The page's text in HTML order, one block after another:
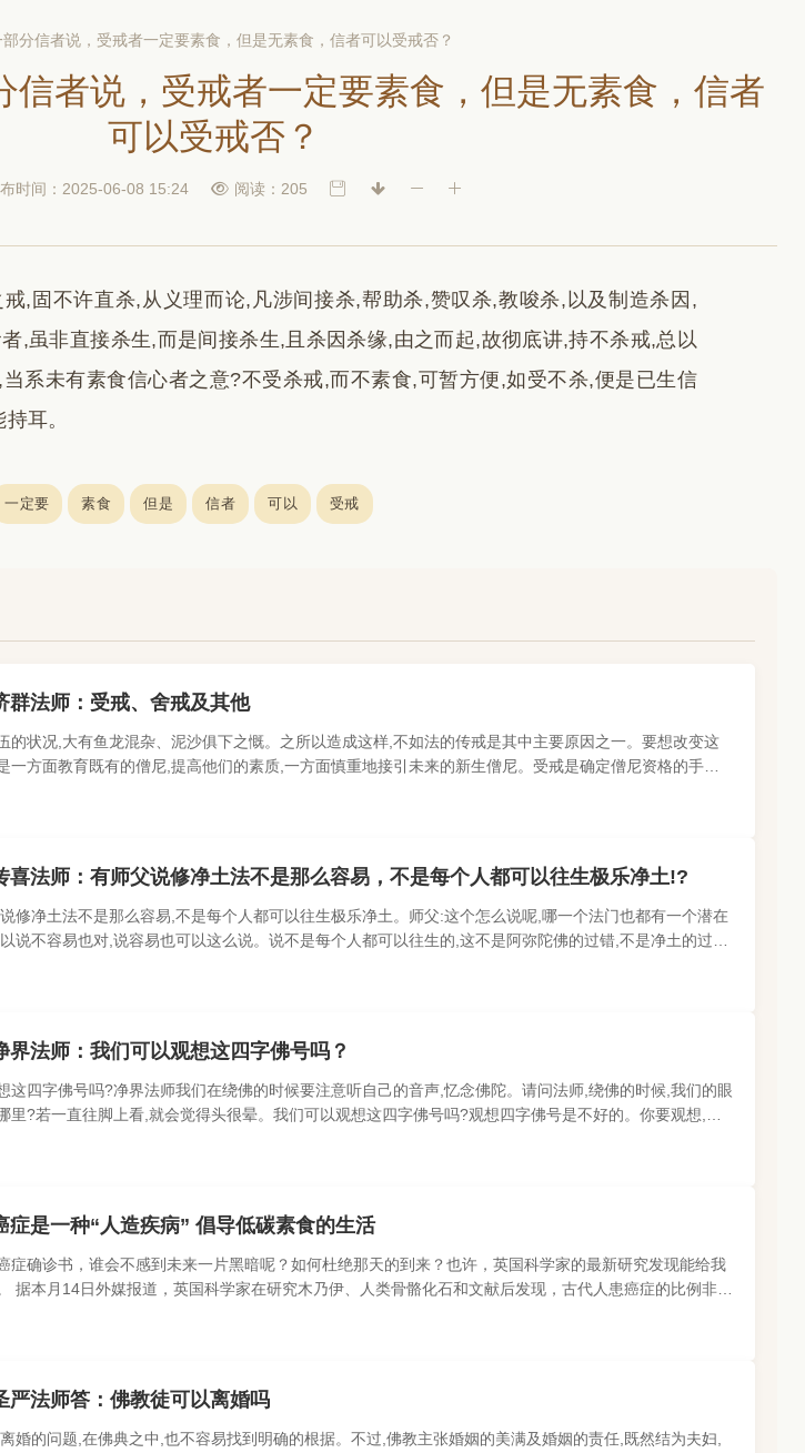
分信者说，受戒者一定要素食，但是无素食，信者可以受戒否？
信者说，受戒者一定要素食，但是无素食，信者
可以受戒否？
时间：2025-06-08 15:24 阅读：205
,固不许直杀,从义理而论,凡涉间接杀,帮助杀,赞叹杀,教唆杀,以及制造杀因,
,虽非直接杀生,而是间接杀生,且杀因杀缘,由之而起,故彻底讲,持不杀戒,总以
系未有素食信心者之意?不受杀戒,而不素食,可暂方便,如受不杀,便是已生信
耳。
一定要 素食 但是 信者 可以 受戒
群法师：受戒、舍戒及其他
的状况,大有鱼龙混杂、泥沙俱下之慨。之所以造成这样,不如法的传戒是其中主要原因之一。要想改变这
一方面教育既有的僧尼,提高他们的素质,一方面慎重地接引未来的新生僧尼。受戒是确定僧尼资格的手续,
喜法师：有师父说修净土法不是那么容易，不是每个人都可以往生极乐净土!?
修净土法不是那么容易,不是每个人都可以往生极乐净土。师父:这个怎么说呢,哪一个法门也都有一个潜在
说不容易也对,说容易也可以这么说。说不是每个人都可以往生的,这不是阿弥陀佛的过错,不是净土的过错,
界法师：我们可以观想这四字佛号吗？
这四字佛号吗?净界法师我们在绕佛的时候要注意听自己的音声,忆念佛陀。请问法师,绕佛的时候,我们的眼
里?若一直往脚上看,就会觉得头很晕。我们可以观想这四字佛号吗?观想四字佛号是不好的。你要观想,你
症是一种“人造疾病” 倡导低碳素食的生活
症确诊书，谁会不感到未来一片黑暗呢？如何杜绝那天的到来？也许，英国科学家的最新研究发现能给我
据本月14日外媒报道，英国科学家在研究木乃伊、人类骨骼化石和文献后发现，古代人患癌症的比例非常
严法师答：佛教徒可以离婚吗
婚的问题,在佛典之中,也不容易找到明确的根据。不过,佛教主张婚姻的美满及婚姻的责任,既然结为夫妇,